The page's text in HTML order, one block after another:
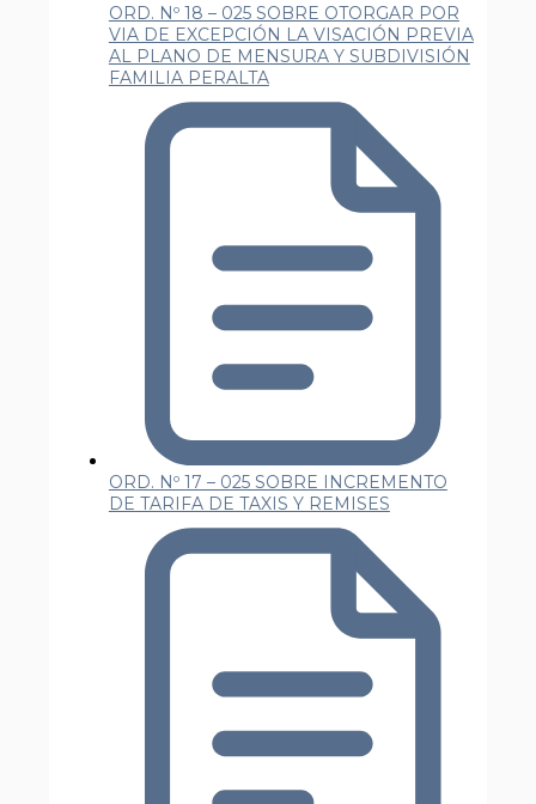
ORD. Nº 18 – 025 SOBRE OTORGAR POR
VIA DE EXCEPCIÓN LA VISACIÓN PREVIA
AL PLANO DE MENSURA Y SUBDIVISIÓN
FAMILIA PERALTA
ORD. Nº 17 – 025 SOBRE INCREMENTO
DE TARIFA DE TAXIS Y REMISES